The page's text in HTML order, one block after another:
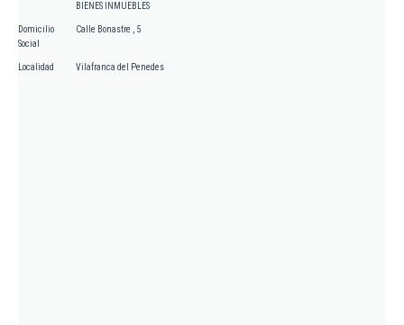
BIENES INMUEBLES
Domicilio
Social
Calle Bonastre , 5
Localidad Vilafranca del Penedes